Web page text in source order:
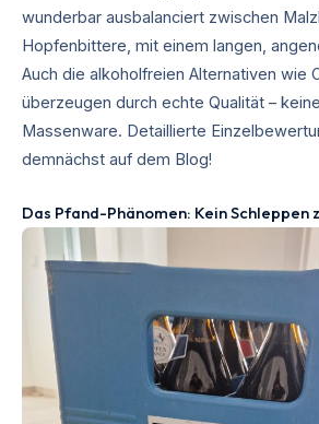
wunderbar ausbalanciert zwischen
Hopfenbittere, mit einem langen,
Auch die alkoholfreien Alternativen wie
überzeugen durch echte Qualität –
Massenware. Detaillierte
demnächst auf dem Blog!
Das Pfand-Phänomen: Kein Schleppen